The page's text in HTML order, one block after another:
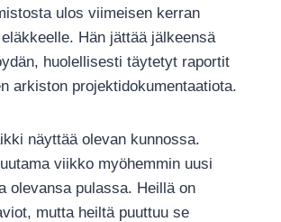
ulos viimeisen kerran
Hän jättää jälkeensä
huolellisesti täytetyt raportit
arkiston projektidokumentaatiota.
näyttää olevan kunnossa.
viikko myöhemmin uusi
olevansa pulassa. Heillä on
mutta heiltä puuttuu se